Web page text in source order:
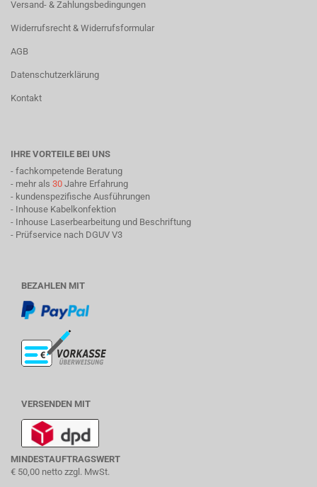
Versand- & Zahlungsbedingungen
Widerrufsrecht & Widerrufsformular
AGB
Datenschutzerklärung
Kontakt
IHRE VORTEILE BEI UNS
- fachkompetende Beratung
- mehr als 30 Jahre Erfahrung
- kundenspezifische Ausführungen
- Inhouse Kabelkonfektion
- Inhouse Laserbearbeitung und Beschriftung
- Prüfservice nach DGUV V3
BEZAHLEN MIT
VERSENDEN MIT
MINDESTAUFTRAGSWERT
€ 50,00 netto zzgl. MwSt.